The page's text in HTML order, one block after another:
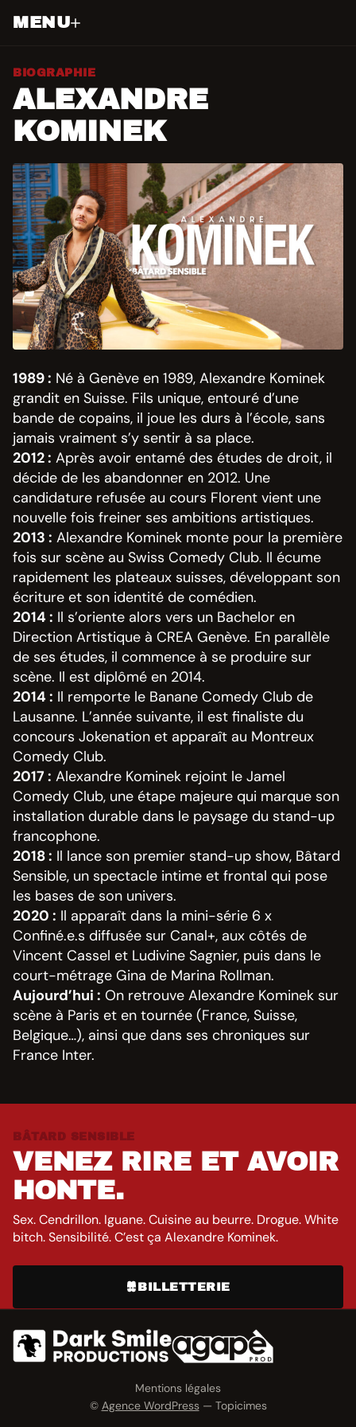
MENU
BIOGRAPHIE
ALEXANDRE
KOMINEK
1989 : Né à Genève en 1989, Alexandre Kominek
grandit en Suisse. Fils unique, entouré d’une
bande de copains, il joue les durs à l’école, sans
jamais vraiment s’y sentir à sa place.
2012 : Après avoir entamé des études de droit, il
décide de les abandonner en 2012. Une
candidature refusée au cours Florent vient une
nouvelle fois freiner ses ambitions artistiques.
2013 : Alexandre Kominek monte pour la première
fois sur scène au Swiss Comedy Club. Il écume
rapidement les plateaux suisses, développant son
écriture et son identité de comédien.
2014 : Il s’oriente alors vers un Bachelor en
Direction Artistique à CREA Genève. En parallèle
de ses études, il commence à se produire sur
scène. Il est diplômé en 2014.
2014 : Il remporte le Banane Comedy Club de
Lausanne. L’année suivante, il est finaliste du
concours Jokenation et apparaît au Montreux
Comedy Club.
2017 : Alexandre Kominek rejoint le Jamel
Comedy Club, une étape majeure qui marque son
installation durable dans le paysage du stand-up
francophone.
2018 : Il lance son premier stand-up show, Bâtard
Sensible, un spectacle intime et frontal qui pose
les bases de son univers.
2020 : Il apparaît dans la mini-série 6 x
Confiné.e.s diffusée sur Canal+, aux côtés de
Vincent Cassel et Ludivine Sagnier, puis dans le
court-métrage Gina de Marina Rollman.
Aujourd’hui : On retrouve Alexandre Kominek sur
scène à Paris et en tournée (France, Suisse,
Belgique…), ainsi que dans ses chroniques sur
France Inter.
BÂTARD SENSIBLE
VENEZ RIRE ET AVOIR
HONTE.
Sex. Cendrillon. Iguane. Cuisine au beurre. Drogue. White
bitch. Sensibilité. C’est ça Alexandre Kominek.
BILLETTERIE
Mentions légales
© Agence WordPress— Topicimes